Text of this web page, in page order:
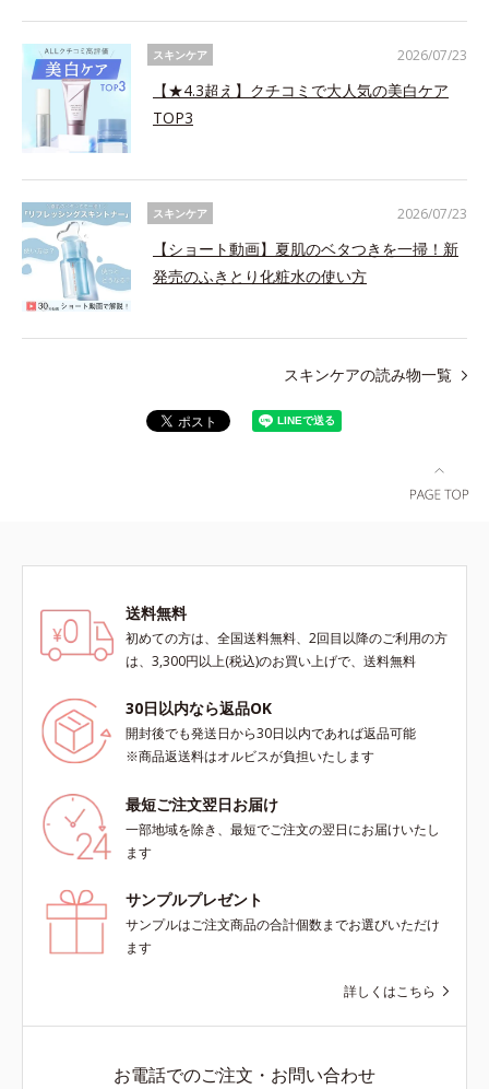
スキンケア
【★4.3超え】クチコミで大人気の美白ケア
TOP3
2026/07/23
スキンケア
【ショート動画】夏肌のベタつきを一掃！新
発売のふきとり化粧水の使い方
2026/07/23
スキンケアの読み物一覧
送料無料
初めての方は、全国送料無料、2回目以降のご利用の方
は、3,300円以上(税込)のお買い上げで、送料無料
30日以内なら返品OK
開封後でも発送日から30日以内であれば返品可能
※商品返送料はオルビスが負担いたします
最短ご注文翌日お届け
一部地域を除き、最短でご注文の翌日にお届けいたし
ます
サンプルプレゼント
サンプルはご注文商品の合計個数までお選びいただけ
ます
詳しくはこちら
お電話でのご注文・お問い合わせ